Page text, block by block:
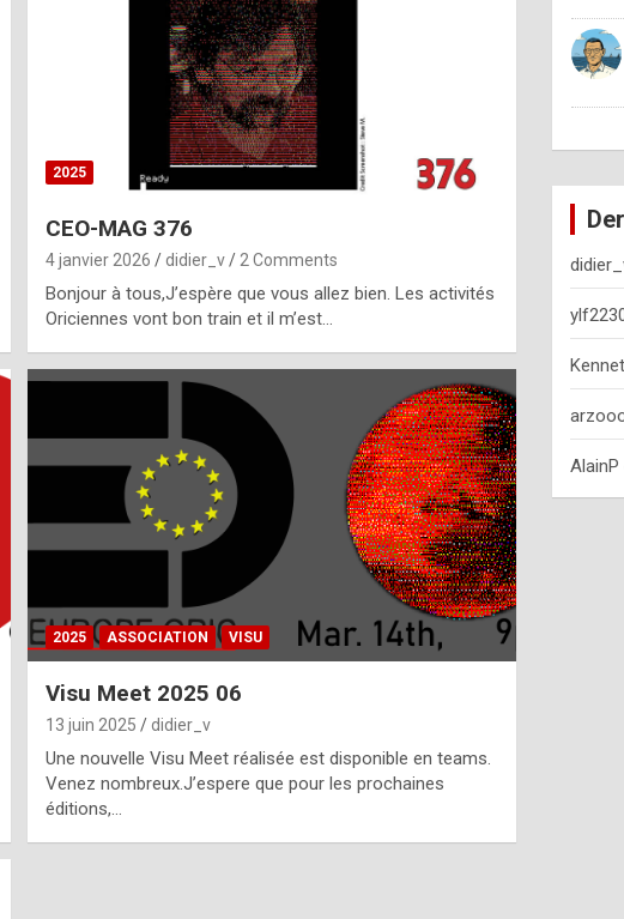
2025
CEO-MAG 376
4 janvier 2026 didier_v 2 Comments
Bonjour à tous,J’espère que vous allez bien. Les activités
Oriciennes vont bon train et il m’est…
2025 ASSOCIATION VISU
Visu Meet 2025 06
13 juin 2025 didier_v
Une nouvelle Visu Meet réalisée est disponible en teams.
Venez nombreux.J’espere que pour les prochaines
éditions,…
AlainP